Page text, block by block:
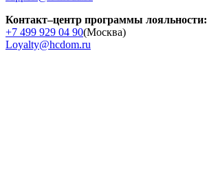
Контакт–центр программы лояльности:
+7 499 929 04 90(Москва)
Loyalty@hcdom.ru